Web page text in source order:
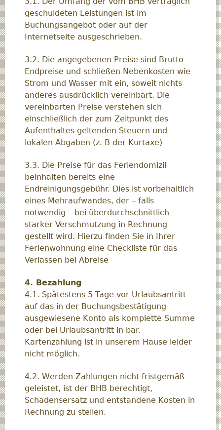
geschuldeten Leistungen ist im
Buchungsangebot oder auf der
Internetseite ausgeschrieben.
3.2. Die angegebenen Preise sind Brutto-
Endpreise und schließen Nebenkosten wie
Strom und Wasser mit ein, soweit nichts
anderes ausdrücklich vereinbart. Die
vereinbarten Preise verstehen sich
einschließlich der zum Zeitpunkt des
Aufenthaltes geltenden Steuern und
lokalen Abgaben (z. B der Kurtaxe)
3.3. Die Preise für das Feriendomizil
beinhalten bereits eine
Endreinigungsgebühr. Dies ist vorbehaltlich
eines Mehraufwandes, der – falls
notwendig – bei überdurchschnittlich
starker Verschmutzung in Rechnung
gestellt wird. Hierzu finden Sie in Ihrer
Ferienwohnung eine Checkliste für das
Verlassen bei Abreise
4. Bezahlung
4.1. Spätestens 5 Tage vor Urlaubsantritt
auf das in der Buchungsbestätigung
ausgewiesene Konto als komplette Summe
oder bei Urlaubsantritt in bar.
Kartenzahlung ist in unserem Hause leider
nicht möglich.
4.2. Werden Zahlungen nicht fristgemäß
geleistet, ist der BHB berechtigt,
Schadensersatz und entstandene Kosten in
Rechnung zu stellen.